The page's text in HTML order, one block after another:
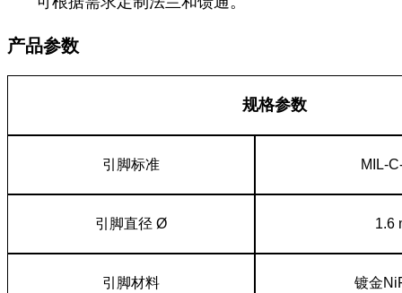
产品参数
规格参数
引脚标准 MIL-
引脚直径 Ø 1.6
引脚材料 镀金